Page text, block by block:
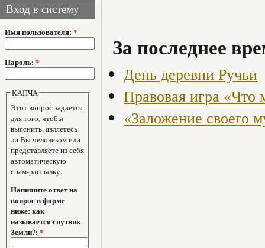
Вход в систему
Имя пользователя: *
Пароль: *
КАПЧА
Этот вопрос задается
для того, чтобы
выяснить, являетесь
ли Вы человеком или
представляете из себя
автоматическую
спам-рассылку.
Напишите ответ на
вопрос в форме
ниже: как
называется спутник
Земли?:*
За последнее
День деревни Ручьи
Правовая игра «Что
«Заложение своего